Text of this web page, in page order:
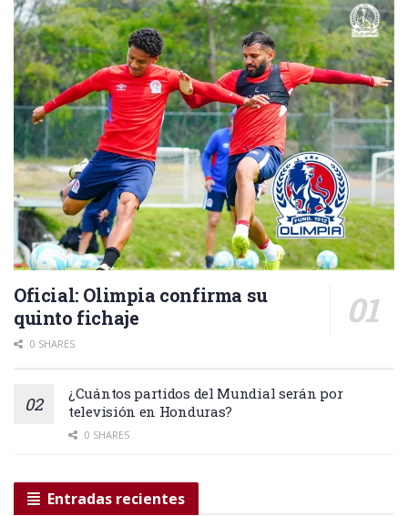
Oficial: Olimpia confirma su
quinto fichaje
0 SHARES
¿Cuántos partidos del Mundial serán por
televisión en Honduras?
0 SHARES
Entradas recientes